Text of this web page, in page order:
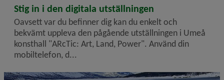
2026-06-30
Stig in i den digitala utställningen
Oavsett var du befinner dig kan du enkelt och
bekvämt uppleva den pågående utställningen i Umeå
konsthall "ARcTic: Art, Land, Power". Använd din
mobiltelefon, d...